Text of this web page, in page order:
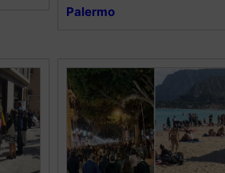
Palermo